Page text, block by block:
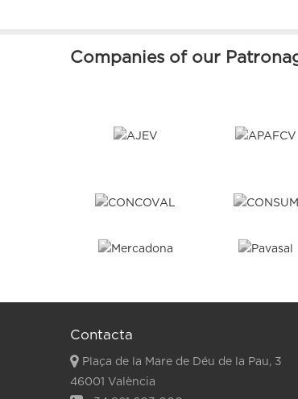
Companies of our
Contacta
Plaça de la Mare de Déu de la Pau, 3
46001 València